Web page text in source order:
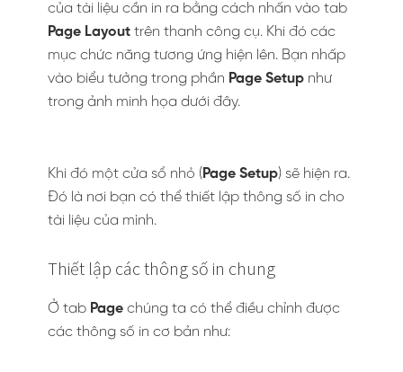
của tài liệu cần in ra bằng cách nhấn vào tab
Page Layout trên thanh công cụ. Khi đó các
mục chức năng tương ứng hiện lên. Bạn nhấp
vào biểu tưởng trong phần Page Setup như
trong ảnh minh họa dưới đây.
Khi đó một cửa sổ nhỏ ( Page Setup) sẽ hiện ra.
Đó là nơi bạn có thể thiết lập thông số in cho
tài liệu của mình.
Thiết lập các thông số in chung
Ở tab Page chúng ta có thể điều chỉnh được
các thông số in cơ bản như: